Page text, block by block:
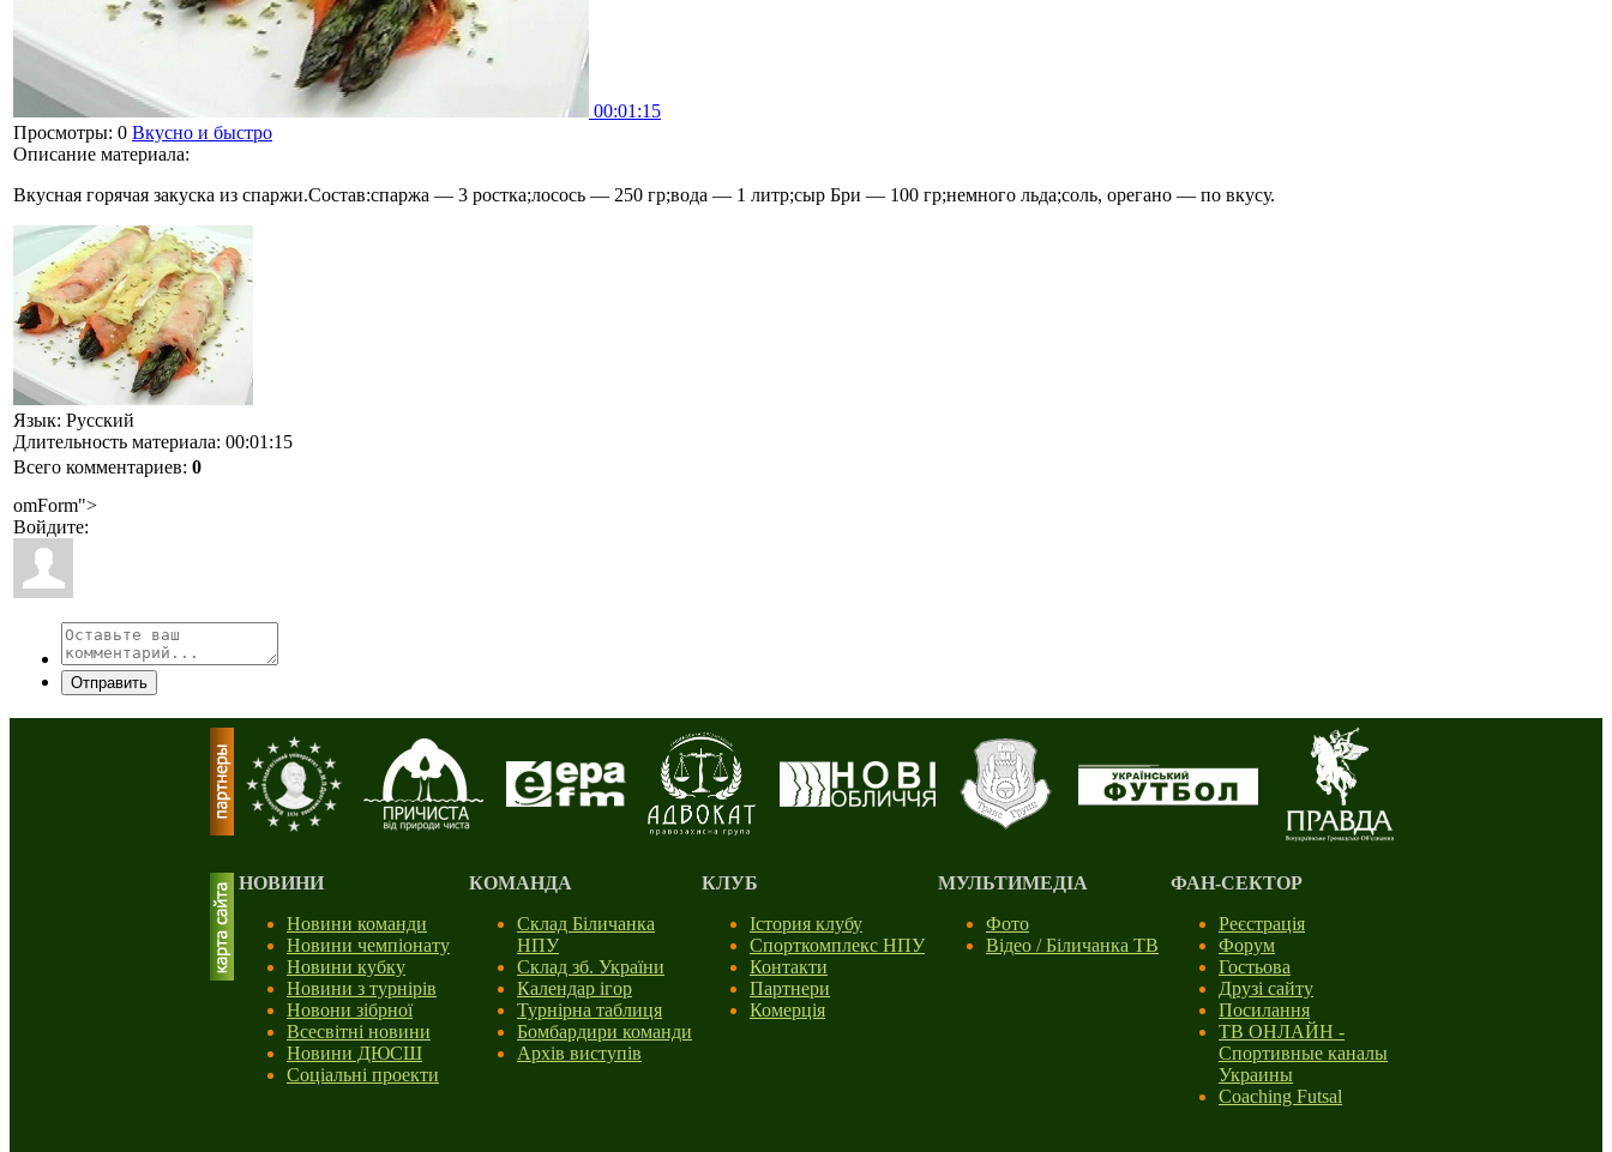
00:01:15
Просмотры: 0 Вкусно и быстро
Описание материала:
Вкусная горячая закуска из спаржи.Состав:спаржа — 3 ростка;лосось — 250 гр;вода — 1 литр;сыр Бри — 100 гр;немного льда;соль, орегано — по вкусу.
Язык: Русский
Длительность материала: 00:01:15
Всего комментариев: 0
omForm">
Войдите:
Отправить
НОВИНИ
Новини команди
Новини чемпіонату
Новини кубку
Новини з турнірів
Новони зібрної
Всесвітні новини
Новини ДЮСШ
Соціальні проекти
КОМАНДА
Склад Біличанка
НПУ
Склад зб. України
Календар ігор
Турнірна таблиця
Бомбардири команди
Архів виступів
КЛУБ
Істория клубу
Спорткомплекс НПУ
Контакти
Партнери
Комерція
МУЛЬТИМЕДІА
Фото
Відео / Біличанка ТВ
ФАН-СЕКТОР
Реєстрація
Форум
Гостьова
Друзі сайту
Посилання
ТВ ОНЛАЙН -
Спортивные каналы
Украины
Coaching Futsal